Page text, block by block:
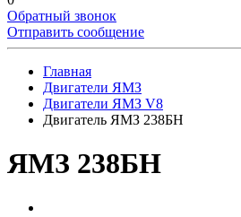
Обратный звонок
Отправить сообщение
Главная
Двигатели ЯМЗ
Двигатели ЯМЗ V8
Двигатель ЯМЗ 238БН
ЯМЗ 238БН